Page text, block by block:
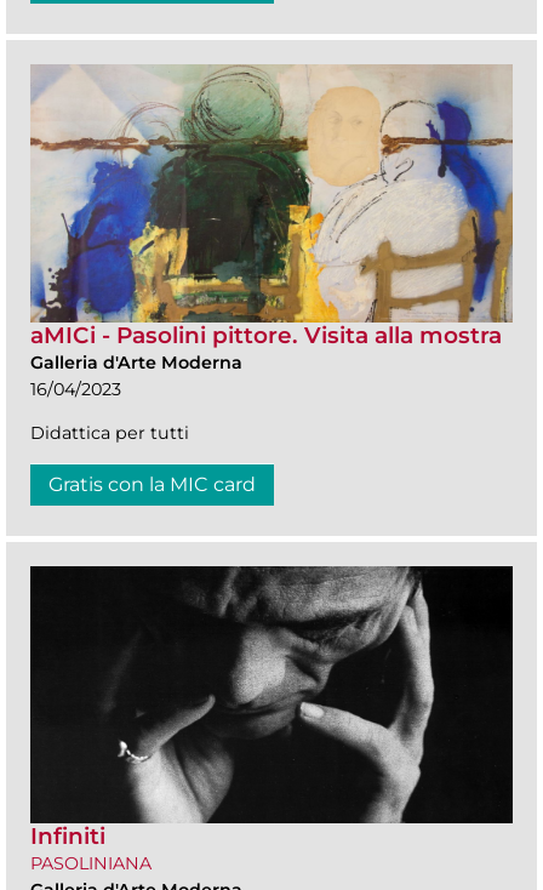
aMICi - Pasolini pittore. Visita alla mostra
Galleria d'Arte Moderna
16/04/2023
Didattica per tutti
Gratis con la MIC card
Infiniti
PASOLINIANA